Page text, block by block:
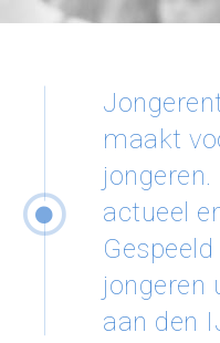
maakt
actueel
jongeren
aan den